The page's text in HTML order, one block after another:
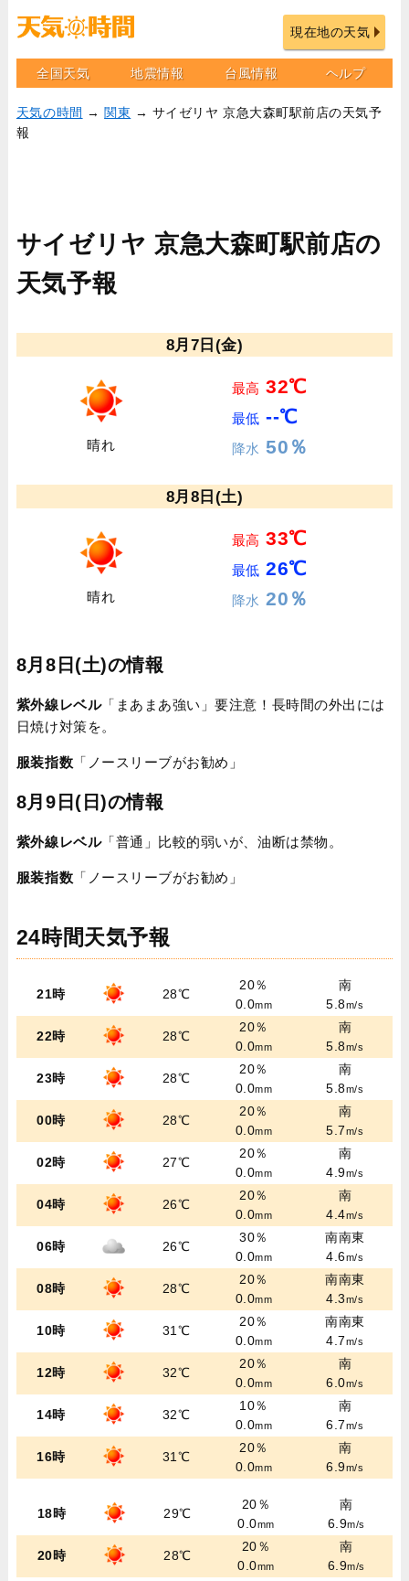
現在地の天気
全国天気 地震情報 台風情報 ヘルプ
天気の時間 → 関東 → サイゼリヤ 京急大森町駅前店の天気予
報
サイゼリヤ 京急大森町駅前店の
天気予報
8月7日(金)
晴れ
最高 32℃
最低 --℃
降水 50％
8月8日(土)
晴れ
最高 33℃
最低 26℃
降水 20％
8月8日(土)の情報
紫外線レベル「まあまあ強い」要注意！長時間の外出には
日焼け対策を。
服装指数 「ノースリーブがお勧め」
8月9日(日)の情報
紫外線レベル「普通」比較的弱いが、油断は禁物。
服装指数 「ノースリーブがお勧め」
24時間天気予報
21時 28℃
20％
0.0mm
南
5.8m/s
22時 28℃
20％
0.0mm
南
5.8m/s
23時 28℃
20％
0.0mm
南
5.8m/s
00時 28℃
20％
0.0mm
南
5.7m/s
02時 27℃
20％
0.0mm
南
4.9m/s
04時 26℃
20％
0.0mm
南
4.4m/s
06時 26℃
30％
0.0mm
南南東
4.6m/s
08時 28℃
20％
0.0mm
南南東
4.3m/s
10時 31℃
20％
0.0mm
南南東
4.7m/s
12時 32℃
20％
0.0mm
南
6.0m/s
14時 32℃
10％
0.0mm
南
6.7m/s
16時 31℃
20％
0.0mm
南
6.9m/s
18時 29℃
20％
0.0mm
南
6.9m/s
20時 28℃
20％
0.0mm
南
6.9m/s